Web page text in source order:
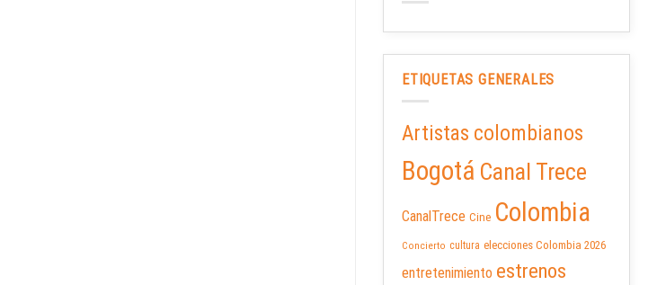
ETIQUETAS GENERALES
Artistas colombianos
Bogotá Canal Trece
CanalTrece Cine Colombia
Concierto cultura elecciones Colombia 2026
entretenimiento estrenos